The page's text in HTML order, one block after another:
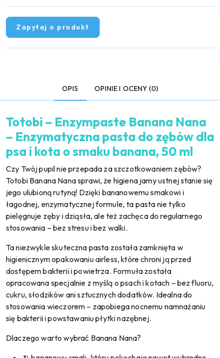
Zapytaj o produkt
OPIS OPINIE I OCENY (0)
Totobi – Enzympaste Banana Nana
– Enzymatyczna pasta do zębów dla
psa i kota o smaku banana, 50 ml
Czy Twój pupil nie przepada za szczotkowaniem zębów?
Totobi Banana Nana sprawi, że higiena jamy ustnej stanie się
jego ulubioną rutyną! Dzięki bananowemu smakowi i
łagodnej, enzymatycznej formule, ta pasta nie tylko
pielęgnuje zęby i dziąsła, ale też zachęca do regularnego
stosowania – bez stresu i bez walki.
Ta niezwykle skuteczna pasta została zamknięta w
higienicznym opakowaniu airless, które chroni ją przed
dostępem bakterii i powietrza. Formuła została
opracowana specjalnie z myślą o psach i kotach – bez fluoru,
cukru, słodzików ani sztucznych dodatków. Idealna do
stosowania wieczorem – zapobiega nocnemu namnażaniu
się bakterii i powstawaniu płytki nazębnej.
Dlaczego warto wybrać Banana Nana?